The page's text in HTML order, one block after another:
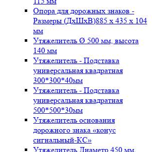
Опора для дорожных знаков -
Размеры (ДxШxВ)885 x 435 x 104
мм
Утяжелитель Ø 500 мм, высота
140 мм
Утяжелитель - Подставка
универсальная квадратная
300*300*40мм
Утяжелитель - Подставка
универсальная квадратная
500*500*30мм
Утяжелитель основания
дорожного знака «конус
сигнальный-КС»
Утяжелитель Диаметр 450 мм,